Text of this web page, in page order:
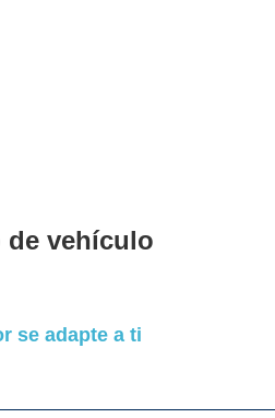
de vehículo
se adapte a ti